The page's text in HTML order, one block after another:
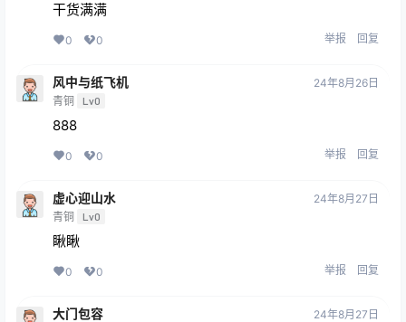
干货满满
0 0 举报 回复
风中与纸飞机
青铜 Lv0
24年8月26日
888
0 0 举报 回复
虚心迎山水
青铜 Lv0
24年8月27日
瞅瞅
0 0 举报 回复
大门包容 24年8月27日